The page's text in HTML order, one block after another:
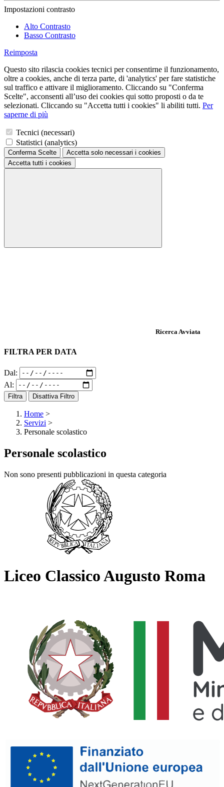
Impostazioni contrasto
Alto Contrasto
Basso Contrasto
Reimposta
Questo sito rilascia cookies tecnici per consentirne il funzionamento,
oltre a cookies, anche di terza parte, di 'analytics' per fare statistiche
sul traffico e attivare il miglioramento. Cliccando su "Conferma
Scelte", acconsenti all’uso dei cookies qui sotto proposti o da te
selezionati. Cliccando su "Accetta tutti i cookies" li abiliti tutti. Per
saperne di più
Tecnici (necessari)
Statistici (analytics)
Conferma Scelte Accetta solo necessari i cookies
Accetta tutti i cookies
Ricerca Avviata
FILTRA PER DATA
Dal:
Al:
Filtra Disattiva Filtro
Home >
Servizi >
Personale scolastico
Personale scolastico
Non sono presenti pubblicazioni in questa categoria
Liceo Classico Augusto Roma